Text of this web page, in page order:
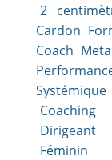
2
Cardon
Coach
Systémique
Coaching
Dirigeant
Féminin